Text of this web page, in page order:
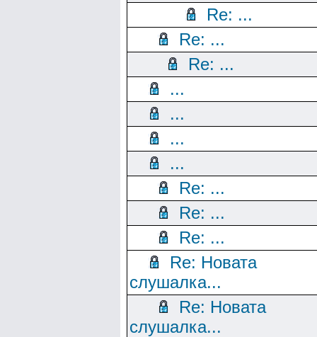
Re: ...
Re: ...
Re: ...
...
...
...
...
Re: ...
Re: ...
Re: ...
Re: Новата
слушалка...
Re: Новата
слушалка...